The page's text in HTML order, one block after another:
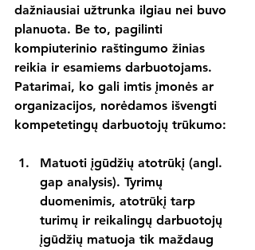
dažniausiai užtrunka ilgiau nei buvo
planuota. Be to, pagilinti
kompiuterinio raštingumo žinias
reikia ir esamiems darbuotojams.
Patarimai, ko gali imtis įmonės ar
organizacijos, norėdamos išvengti
kompetetingų darbuotojų trūkumo:
Matuoti įgūdžių atotrūkį (angl.
gap analysis). Tyrimų
duomenimis, atotrūkį tarp
turimų ir reikalingų darbuotojų
įgūdžių matuoja tik maždaug